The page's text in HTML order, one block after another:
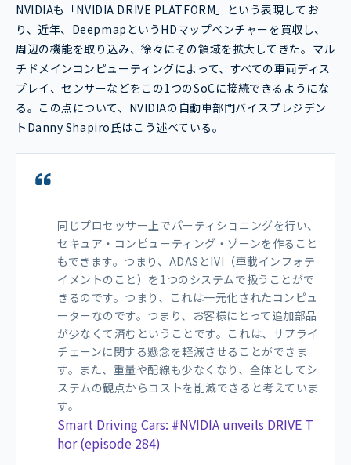
NVIDIAも「NVIDIA DRIVE PLATFORM」という表現してお
り、近年、DeepmapというHDマップベンチャーを買収し、
周辺の機能を取り込み、徐々にその領域を拡大してきた。マル
チドメインコンピューティングによって、すべての車両ディス
プレイ、センサーなどをこの1つのSoCに接続できるようにな
る。この点について、NVIDIAの自動車部門バイスプレジデン
トDanny Shapiro氏はこう述べている。
同じプロセッサー上でパーティショニングを行い、
セキュア・コンピューティング・ゾーンを作ること
もできます。つまり、ADASとIVI（車載インフォテ
イメントのこと）を1つのシステムで扱うことがで
きるのです。つまり、これは一元化されたコンピュ
ーターなのです。つまり、お客様にとって追加部品
が少なくて済むということです。これは、サプライ
チェーンに関する懸念を軽減させることができま
す。また、重量や配線も少なくなり、全体としてシ
ステムの観点からコストを削減できると考えていま
す。
Smart Driving Cars: #NVIDIA unveils DRIVE T
hor (episode 284)